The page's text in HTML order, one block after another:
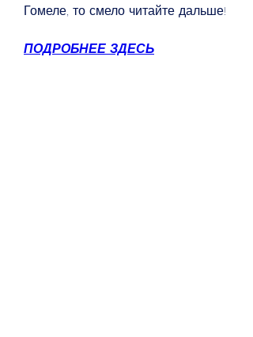
Гомеле, то смело читайте дальше!
ПОДРОБНЕЕ ЗДЕСЬ